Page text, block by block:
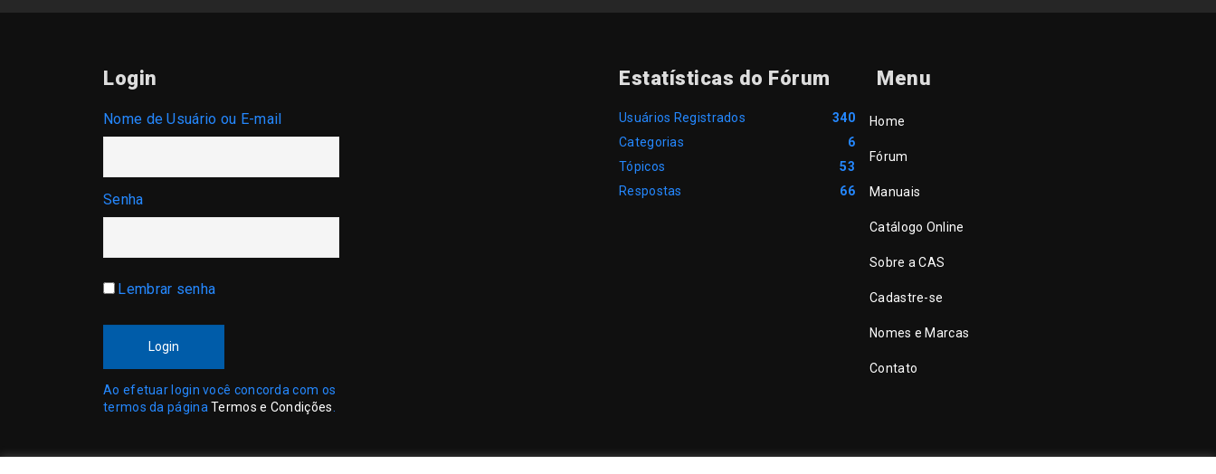
Login
Nome de Usuário ou E-mail
Senha
Lembrar senha
Login
Ao efetuar login você concorda com os
termos da páginaTermos e Condições
Estatísticas do Fórum
Usuários Registrados
340
Categorias
6
Tópicos
53
Respostas
66
Menu
Home
Fórum
Manuais
Catálogo Online
Sobre a CAS
Cadastre-se
Nomes e Marcas
Contato